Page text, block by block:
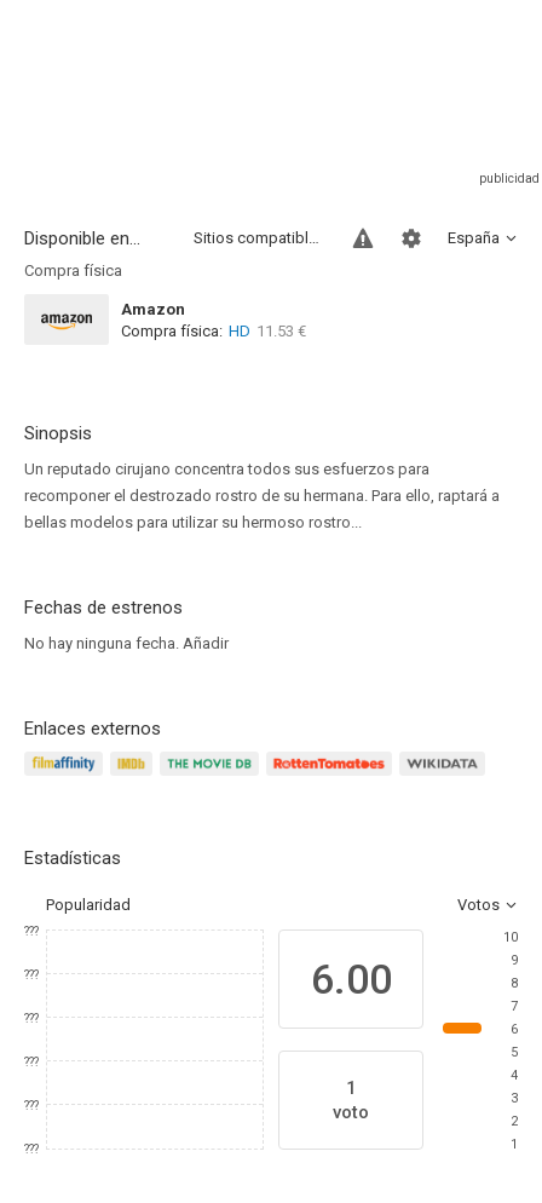
Disponible en... España
Sitios compatibles
Compra física
Amazon
Compra física: HD 11.53 €
Sinopsis
Un reputado cirujano concentra todos sus esfuerzos para
recomponer el destrozado rostro de su hermana. Para ello, raptará a
bellas modelos para utilizar su hermoso rostro...
Fechas de estrenos
No hay ninguna fecha. Añadir
Enlaces externos
Estadísticas
Popularidad Votos
???
???
???
???
???
???
6.00
1
voto
10
9
8
7
6
5
4
3
2
1